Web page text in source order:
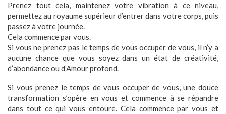
Prenez tout cela, maintenez votre vibration à ce niveau,
permettez au royaume supérieur d’entrer dans votre corps, puis
passez à votre journée.
Cela commence par vous.
Si vous ne prenez pas le temps de vous occuper de vous, il n’y a
aucune chance que vous soyez dans un état de créativité,
d’abondance ou d’Amour profond.
Si vous prenez le temps de vous occuper de vous, une douce
transformation s’opère en vous et commence à se répandre
dans tout ce qui vous entoure. Cela commence par vous et